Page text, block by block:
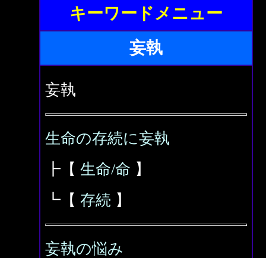
キーワードメニュー
妄執
妄執
生命の存続に妄執
┣【 生命/命 】
┗【 存続 】
妄執の悩み